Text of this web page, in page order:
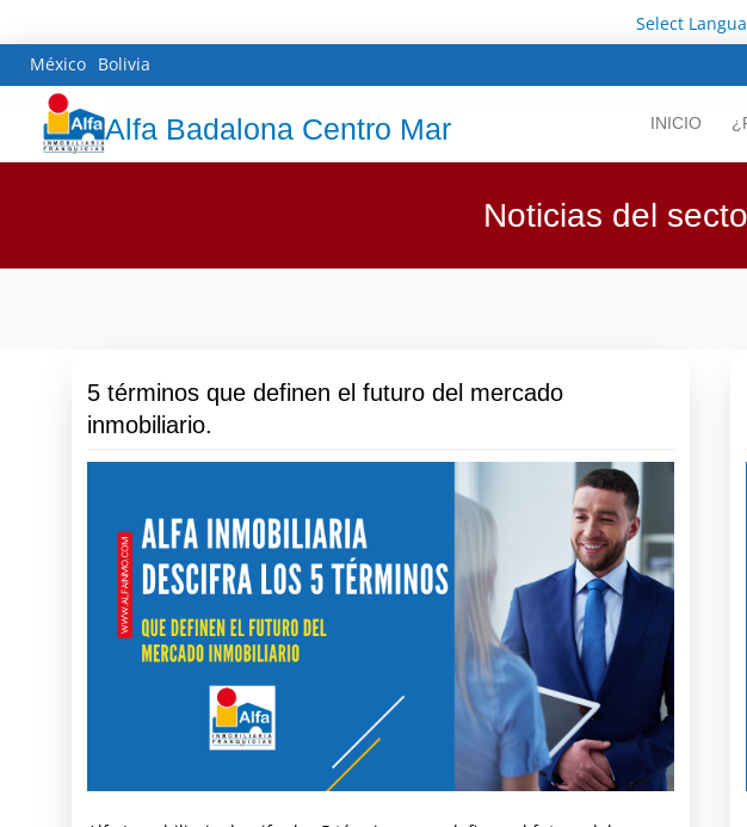
Select
México Bolivia
Alfa Badalona Centro Mar INICIO
Noticias del
5 términos que definen el futuro del mercado
inmobiliario.